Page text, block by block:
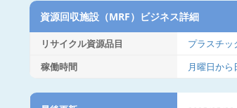
資源回収施設（MRF）ビジネス詳細
リサイクル資源品目
プラスチッ
稼働時間
月曜日から